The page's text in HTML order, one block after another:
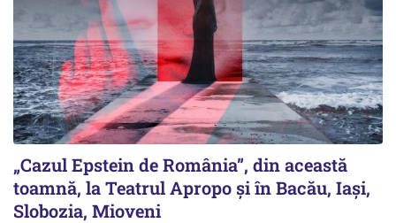
„Cazul Epstein de România”, din această
toamnă, la Teatrul Apropo și în Bacău, Iași,
Slobozia, Mioveni